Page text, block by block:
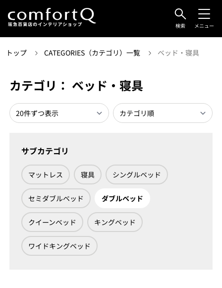
検索 メニュー
トップ CATEGORIES（カテゴリ）一覧 ベッド・寝具
カテゴリ： ベッド・寝具
サブカテゴリ
マットレス 寝具 シングルベッド
セミダブルベッド ダブルベッド
クイーンベッド キングベッド
ワイドキングベッド